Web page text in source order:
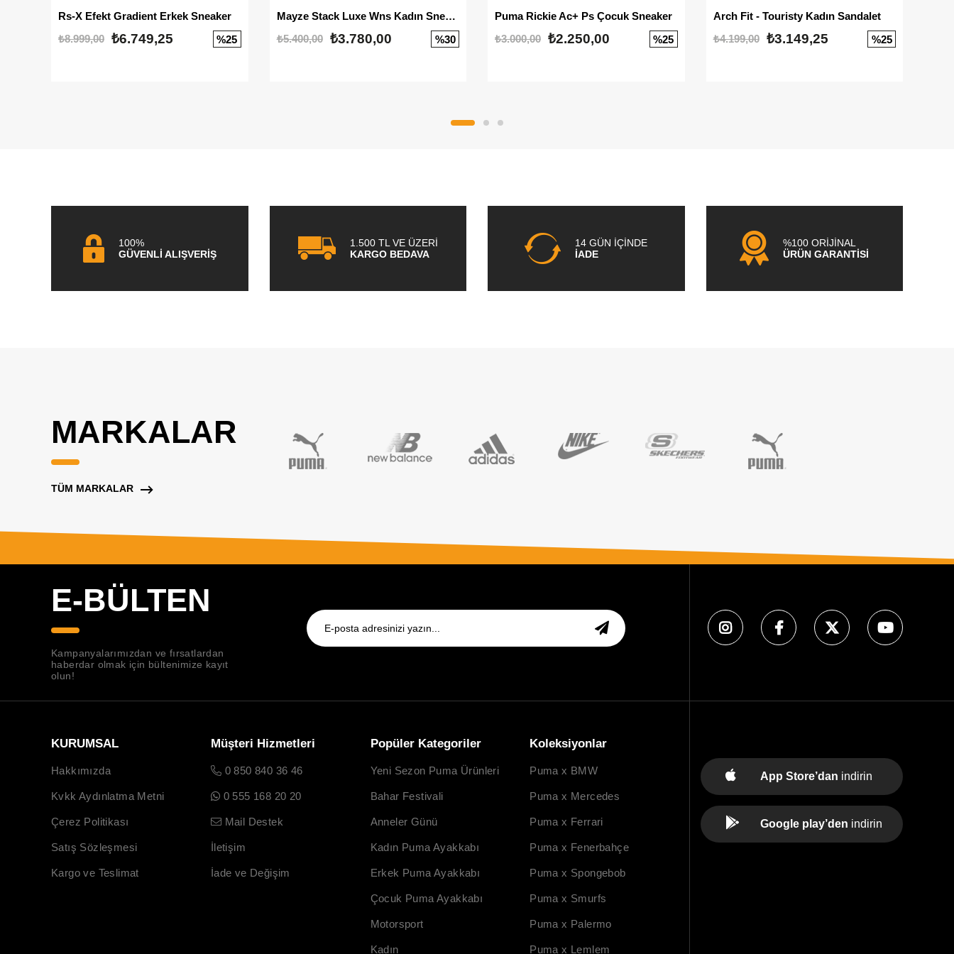
Rs-X Efekt Gradient Erkek Sneaker
₺8.999,00 ₺6.749,25 %25
Mayze Stack Luxe Wns Kadın Sneaker
₺5.400,00
₺3.780,00 %30
Puma Rickie Ac+ Ps Çocuk Sneaker
₺3.000,00 ₺2.250,00 %25
Arch Fit - Touristy Kadın Sandalet
₺4.199,00
₺3.149,25 %25
100%
GÜVENLİ ALIŞVERİŞ
1.500 TL VE ÜZERİ
KARGO BEDAVA
14 GÜN İÇİNDE
İADE
%100 ORİJİNAL
ÜRÜN GARANTİSİ
MARKALAR
TÜM MARKALAR
E-BÜLTEN
Kampanyalarımızdan ve fırsatlardan
haberdar olmak için bültenimize kayıt
olun!
KURUMSAL
Hakkımızda
Kvkk Aydınlatma Metni
Çerez Politikası
Satış Sözleşmesi
Kargo ve Teslimat
Müşteri Hizmetleri
0 850 840 36 46
0 555 168 20 20
Mail Destek
İletişim
İade ve Değişim
Popüler Kategoriler
Yeni Sezon Puma Ürünleri
Bahar Festivali
Anneler Günü
Kadın Puma Ayakkabı
Erkek Puma Ayakkabı
Çocuk Puma Ayakkabı
Motorsport
Kadın
Koleksiyonlar
Puma x BMW
Puma x Mercedes
Puma x Ferrari
Puma x Fenerbahçe
Puma x Spongebob
Puma x Smurfs
Puma x Palermo
Puma x Lemlem
App Store’dan indirin
Google play’den indirin